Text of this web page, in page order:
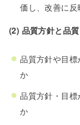
価し、改善に
(2) 品質方針と品
品質方針や目
か
品質方針・目
か